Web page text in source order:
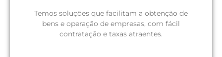
Solicite um orçamento
Temos soluções que facilitam a obtenção de
bens e operação de empresas, com fácil
contratação e taxas atraentes.